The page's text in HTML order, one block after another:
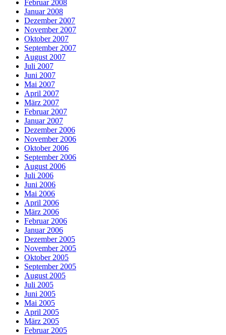
Februar 2008
Januar 2008
Dezember 2007
November 2007
Oktober 2007
September 2007
August 2007
Juli 2007
Juni 2007
Mai 2007
April 2007
März 2007
Februar 2007
Januar 2007
Dezember 2006
November 2006
Oktober 2006
September 2006
August 2006
Juli 2006
Juni 2006
Mai 2006
April 2006
März 2006
Februar 2006
Januar 2006
Dezember 2005
November 2005
Oktober 2005
September 2005
August 2005
Juli 2005
Juni 2005
Mai 2005
April 2005
März 2005
Februar 2005